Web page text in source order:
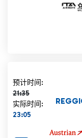
预计时间:
21:35
计划时间 21:35 删除线
实际时间:
23:05